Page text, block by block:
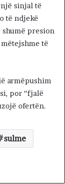
sinjal të
të ndjekë
presion
të
armëpushim
por “fjalë
ofertën.
sulme